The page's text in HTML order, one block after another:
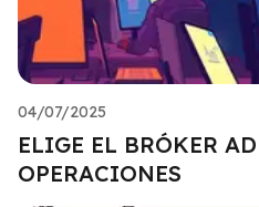
04/07/2025
ELIGE EL BRÓKER
OPERACIONES